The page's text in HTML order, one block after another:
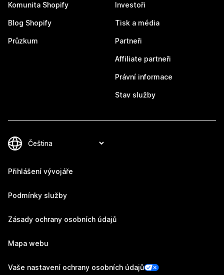
Komunita Shopify
Blog Shopify
Průzkum
Investoři
Tisk a média
Partneři
Affiliate partneři
Právní informace
Stav služby
Přihlášení vývojáře
Podmínky služby
Zásady ochrany osobních údajů
Mapa webu
Vaše nastavení ochrany osobních údajů